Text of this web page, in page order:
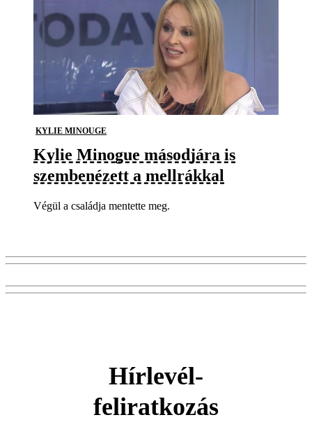
KYLIE MINOUGE
Kylie Minogue másodjára is
szembenézett a mellrákkal
Végül a családja mentette meg.
Hírlevél-
feliratkozás